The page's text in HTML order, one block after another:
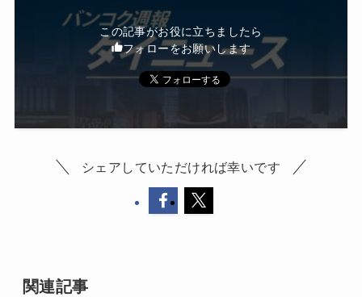
この記事がお役に立ちましたら
フォローをお願いします
シェアしていただければ幸いです
関連記事